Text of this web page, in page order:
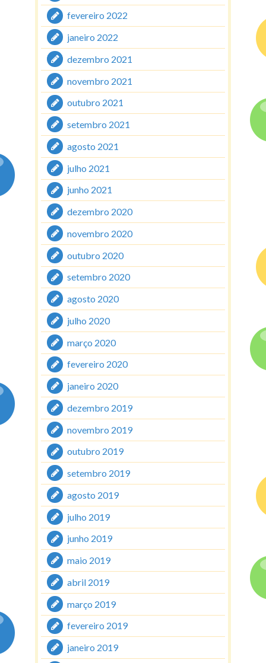
fevereiro 2022
janeiro 2022
dezembro 2021
novembro 2021
outubro 2021
setembro 2021
agosto 2021
julho 2021
junho 2021
dezembro 2020
novembro 2020
outubro 2020
setembro 2020
agosto 2020
julho 2020
março 2020
fevereiro 2020
janeiro 2020
dezembro 2019
novembro 2019
outubro 2019
setembro 2019
agosto 2019
julho 2019
junho 2019
maio 2019
abril 2019
março 2019
fevereiro 2019
janeiro 2019